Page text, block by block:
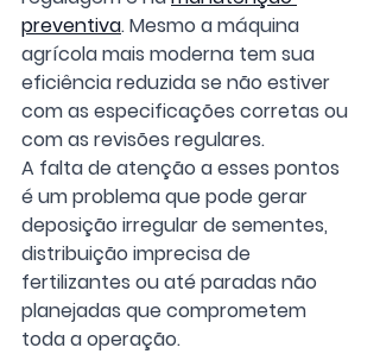
preventiva. Mesmo a máquina
agrícola mais moderna tem sua
eficiência reduzida se não estiver
com as especificações corretas ou
com as revisões regulares.
A falta de atenção a esses pontos
é um problema que pode gerar
deposição irregular de sementes,
distribuição imprecisa de
fertilizantes ou até paradas não
planejadas que comprometem
toda a operação.